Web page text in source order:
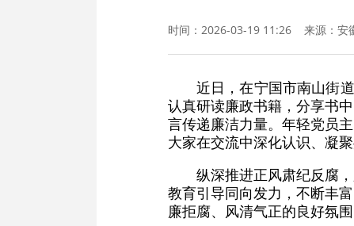
时间：2026-03-19 11:26 来源： 安
近日，在宁国市南山街
认真研读廉政书籍，分享书
言传递廉洁力量。年轻党员
大家在交流中深化认识、凝
纵深推进正风肃纪反腐
教育引导同向发力，不断丰
廉拒腐、风清气正的良好氛围